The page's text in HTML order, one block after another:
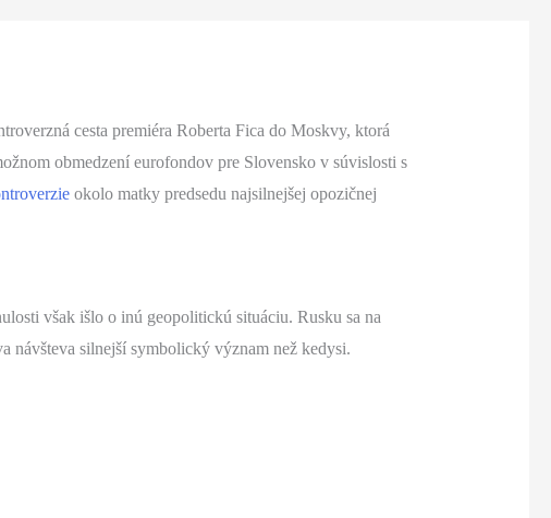
cesta premiéra Roberta Fica do Moskvy, ktorá
obmedzení eurofondov pre Slovensko v súvislosti s
okolo matky predsedu najsilnejšej opozičnej
však išlo o inú geopolitickú situáciu. Rusku sa na
návšteva silnejší symbolický význam než kedysi.